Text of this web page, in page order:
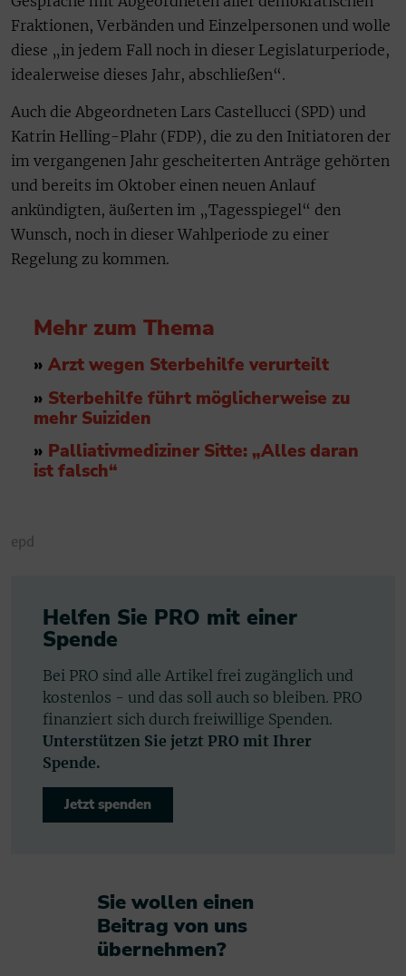
Fraktionen, Verbänden und Einzelpersonen und wolle
diese „in jedem Fall noch in dieser Legislaturperiode,
idealerweise dieses Jahr, abschließen“.
Auch die Abgeordneten Lars Castellucci (SPD) und
Katrin Helling-Plahr (FDP), die zu den Initiatoren der
im vergangenen Jahr gescheiterten Anträge gehörten
und bereits im Oktober einen neuen Anlauf
ankündigten, äußerten im „Tagesspiegel“ den
Wunsch, noch in dieser Wahlperiode zu einer
Regelung zu kommen.
Mehr zum Thema
» Arzt wegen Sterbehilfe verurteilt
» Sterbehilfe führt möglicherweise zu
mehr Suiziden
» Palliativmediziner Sitte: „Alles daran
ist falsch“
epd
Helfen Sie PRO mit einer
Spende
Bei PRO sind alle Artikel frei zugänglich und
kostenlos - und das soll auch so bleiben. PRO
finanziert sich durch freiwillige Spenden.
Unterstützen Sie jetzt PRO mit Ihrer
Spende.
Jetzt spenden
Sie wollen einen
Beitrag von uns
übernehmen?​